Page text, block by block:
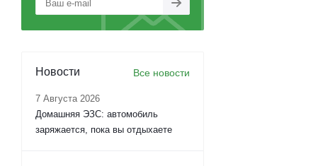
Новости Все новости
7 Августа 2026
Домашняя ЭЗС: автомобиль
заряжается, пока вы отдыхаете